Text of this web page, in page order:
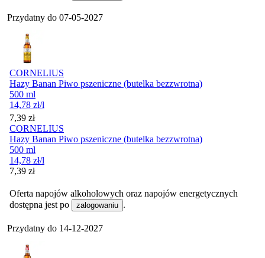
Przydatny do 07-05-2027
CORNELIUS
Hazy Banan Piwo pszeniczne (butelka bezzwrotna)
500 ml
14,78 zł/l
Cena
7,39 zł
CORNELIUS
Hazy Banan Piwo pszeniczne (butelka bezzwrotna)
500 ml
14,78 zł/l
Cena
7,39 zł
Oferta napojów alkoholowych oraz napojów energetycznych
dostępna jest po
zalogowaniu .
Przydatny do 14-12-2027